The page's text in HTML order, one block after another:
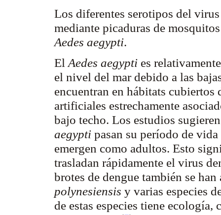
Los diferentes serotipos del
mediante picaduras de
Aedes aegypti.
El Aedes aegypti es
el nivel del mar debido a las
encuentran en hábitats
artificiales estrechamente
bajo techo. Los estudios
aegypti pasan su período de
emergen como adultos. Esto
trasladan rápidamente el virus
brotes de dengue también se
polynesiensis y varias especies
de estas especies tiene